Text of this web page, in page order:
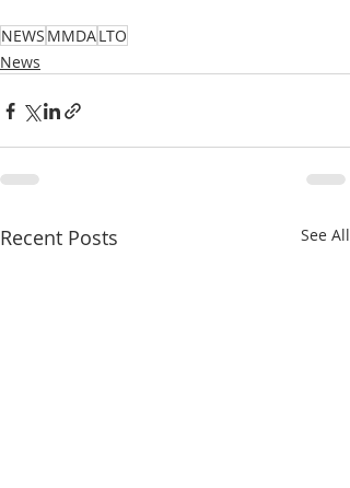
NEWS MMDALTO
News
Recent Posts See All